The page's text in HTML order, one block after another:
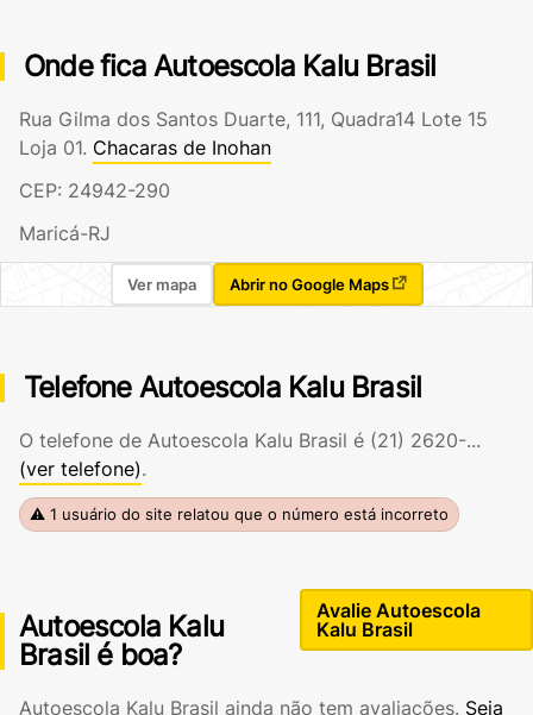
Onde fica Autoescola Kalu Brasil
Rua Gilma dos Santos Duarte, 111, Quadra14 Lote 15
Loja 01. Chacaras de Inohan
CEP: 24942-290
Maricá-RJ
Ver mapa Abrir no Google Maps
Telefone Autoescola Kalu Brasil
O telefone de Autoescola Kalu Brasil é (21) 2620-...
(ver telefone).
⚠ 1 usuário do site relatou que o número está incorreto
Autoescola Kalu
Brasil é boa?
Avalie Autoescola
Kalu Brasil
Autoescola Kalu Brasil ainda não tem avaliações. Seja